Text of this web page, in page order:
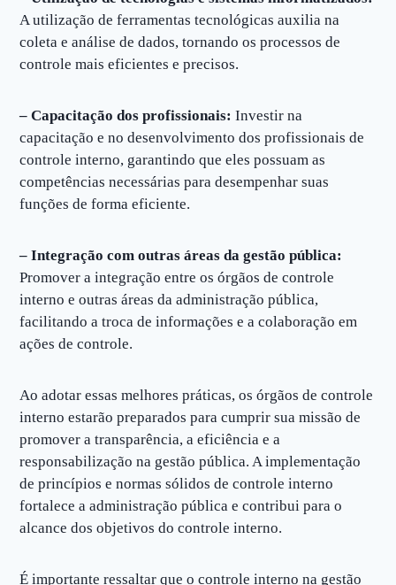
A utilização de ferramentas tecnológicas auxilia na
coleta e análise de dados, tornando os processos de
controle mais eficientes e precisos.
– Capacitação dos profissionais: Investir na
capacitação e no desenvolvimento dos profissionais de
controle interno, garantindo que eles possuam as
competências necessárias para desempenhar suas
funções de forma eficiente.
– Integração com outras áreas da gestão pública:
Promover a integração entre os órgãos de controle
interno e outras áreas da administração pública,
facilitando a troca de informações e a colaboração em
ações de controle.
Ao adotar essas melhores práticas, os órgãos de controle
interno estarão preparados para cumprir sua missão de
promover a transparência, a eficiência e a
responsabilização na gestão pública. A implementação
de princípios e normas sólidos de controle interno
fortalece a administração pública e contribui para o
alcance dos objetivos do controle interno.
É importante ressaltar que o controle interno na gestão